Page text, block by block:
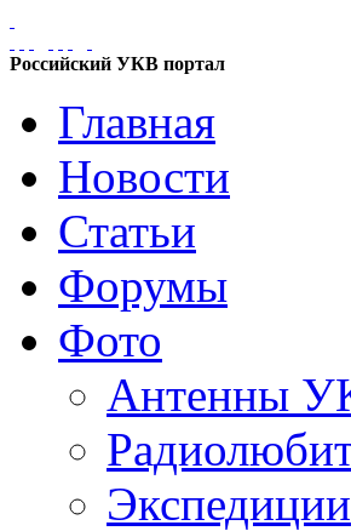
Российский УКВ портал
Главная
Новости
Статьи
Форумы
Фото
Антенны
Экспедиции